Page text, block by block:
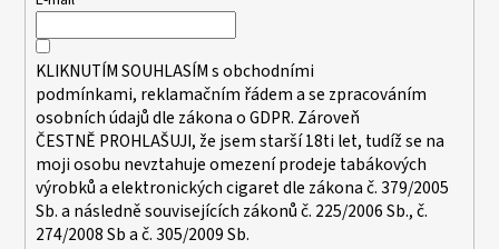
KLIKNUTÍM SOUHLASÍM sobchodními
podmínkami, reklamačním řádem a se zpracováním
osobních údajů dle zákona oGDPR. Zároveň
ČESTNĚ PROHLAŠUJI, že jsem starší 18ti let, tudíž se na
moji osobu nevztahuje omezení prodeje tabákových
výrobků a elektronických cigaret dle zákona č. 379/2005
Sb. a následně souvisejících zákonů č. 225/2006 Sb., č.
274/2008 Sb a č. 305/2009 Sb.